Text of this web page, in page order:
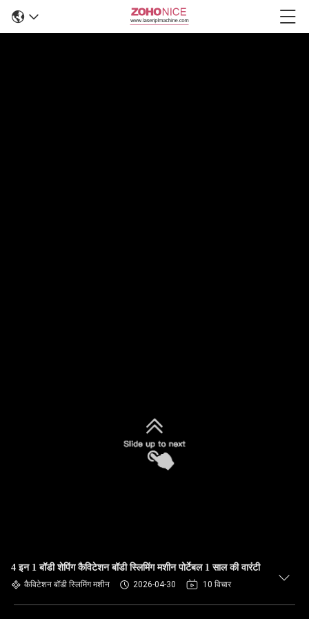
4 इन 1 बॉडी शेपिंग कैविटेशन बॉडी स्लिमिंग मशीन पोर्टेबल 1 साल की वारंटी
कैविटेशन बॉडी स्लिमिंग मशीन 2026-04-30 10 विचार